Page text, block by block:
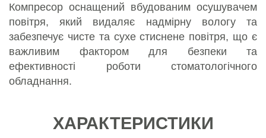
Компресор оснащений вбудованим осушувачем
повітря, який видаляє надмірну вологу та
забезпечує чисте та сухе стиснене повітря, що є
важливим фактором для безпеки та
ефективності роботи стоматологічного
обладнання.
ХАРАКТЕРИСТИКИ